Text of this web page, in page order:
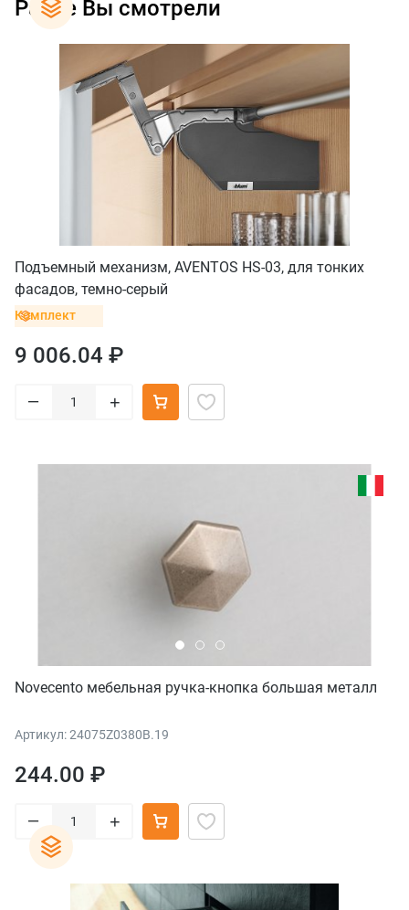
Ранее Вы смотрели
Подъемный механизм, AVENTOS HS-03, для тонких
фасадов, темно-серый
Комплект
9 006.04 ₽
– +
Novecento мебельная ручка-кнопка большая металл
Артикул: 24075Z0380B.19
244.00 ₽
– +